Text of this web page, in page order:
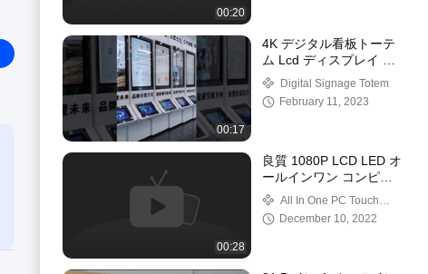
00:20
00:17
4K デジタル看板トーテ
ム Lcd ディスプレイ 50
インチ広告 Wifi IR タッ
チ スクリーン
Digital Signage Totem
February 11, 2023
00:28
良質 1080P LCD LED オ
ールインワン コンピュ
ータ モニター PC デス
ク ディスプレイ
All In One PC Touch
ScreenDecember 10, 2022